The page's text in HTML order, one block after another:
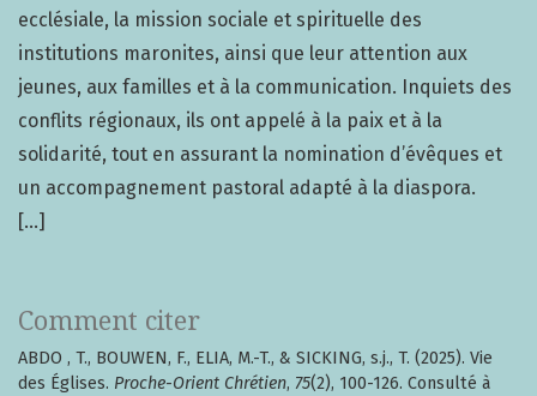
Comment citer
ABDO , T., BOUWEN, F., ELIA, M.-T., & SICKING, s.j., T. (2025). Vie
des Églises. Proche-Orient Chrétien, 75(2), 100-126. Consulté à
ecclésiale, la mission sociale et spirituelle des
institutions maronites, ainsi que leur attention aux
jeunes, aux familles et à la communication. Inquiets des
conflits régionaux, ils ont appelé à la paix et à la
solidarité, tout en assurant la nomination d’évêques et
un accompagnement pastoral adapté à la diaspora.
[...]